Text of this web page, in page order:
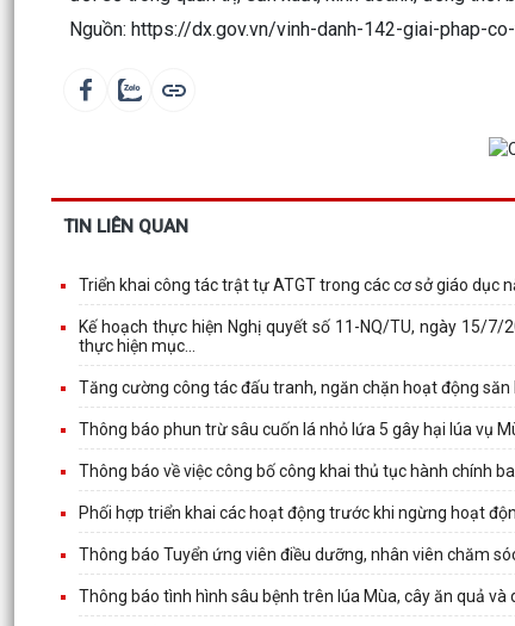
Nguồn: https://dx.gov.vn/vinh-danh-142-giai-phap-
TIN LIÊN QUAN
Triển khai công tác trật tự ATGT trong các cơ sở giáo dục
Kế hoạch thực hiện Nghị quyết số 11-NQ/TU, ngày 15/
thực hiện mục...
Tăng cường công tác đấu tranh, ngăn chặn hoạt động
Thông báo phun trừ sâu cuốn lá nhỏ lứa 5 gây hại lúa vụ
Thông báo về việc công bố công khai thủ tục hành chính
Phối hợp triển khai các hoạt động trước khi ngừng hoạt
Thông báo Tuyển ứng viên điều dưỡng, nhân viên chăm
Thông báo tình hình sâu bệnh trên lúa Mùa, cây ăn quả